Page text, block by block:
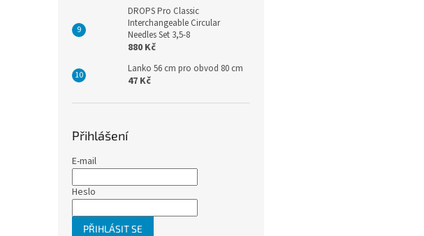
DROPS Pro Classic
Interchangeable Circular
Needles Set 3,5-8
880 Kč
Lanko 56 cm pro obvod 80 cm
47 Kč
Přihlášení
E-mail
Heslo
PŘIHLÁSIT SE